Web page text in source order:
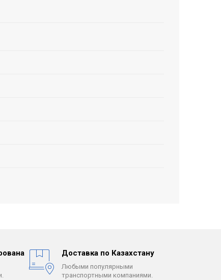
Доставка по Казахстану
Любыми популярными
транспортными компаниями.